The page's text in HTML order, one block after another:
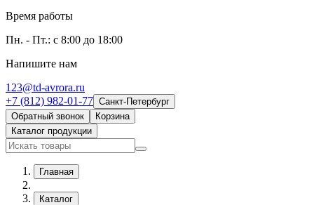
Время работы
Пн. - Пт.: с 8:00 до 18:00
Напишите нам
123@td-avrora.ru
+7 (812) 982-01-77 Санкт-Петербург
Обратный звонок
Корзина
Каталог продукции
Главная
Каталог